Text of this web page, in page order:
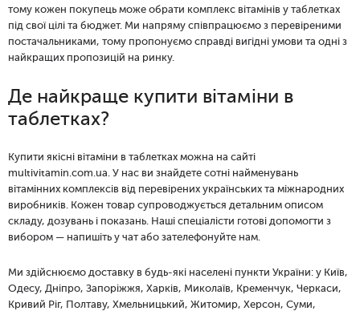
тому кожен покупець може обрати комплекс вітамінів у таблетках
під свої цілі та бюджет. Ми напряму співпрацюємо з перевіреними
постачальниками, тому пропонуємо справді вигідні умови та одні з
найкращих пропозицій на ринку.
Де найкраще купити вітаміни в
таблетках?
Купити якісні вітаміни в таблетках можна на сайті
multivitamin.com.ua. У нас ви знайдете сотні найменувань
вітамінних комплексів від перевірених українських та міжнародних
виробників. Кожен товар супроводжується детальним описом
складу, дозувань і показань. Наші спеціалісти готові допомогти з
вибором — напишіть у чат або зателефонуйте нам.
Ми здійснюємо доставку в будь-які населені пункти України: у Київ,
Одесу, Дніпро, Запоріжжя, Харків, Миколаїв, Кременчук, Черкаси,
Кривий Ріг, Полтаву, Хмельницький, Житомир, Херсон, Суми,